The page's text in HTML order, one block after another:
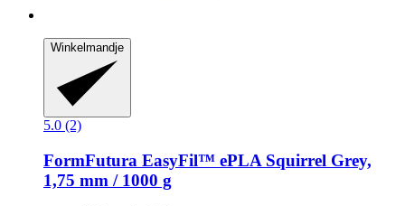
Winkelmandje
5.0 (2)
FormFutura EasyFil™ ePLA Squirrel Grey,
1,75 mm / 1000 g